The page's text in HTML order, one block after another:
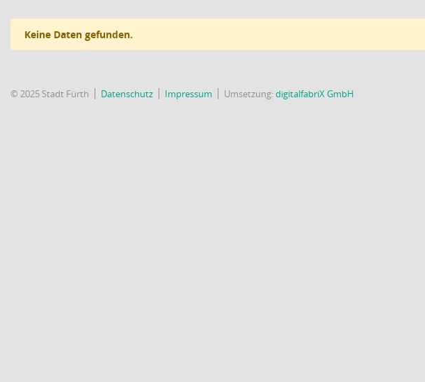
Keine Daten gefunden.
© 2025 Stadt Fürth Datenschutz Impressum Umsetzung:digitalfabriX GmbH